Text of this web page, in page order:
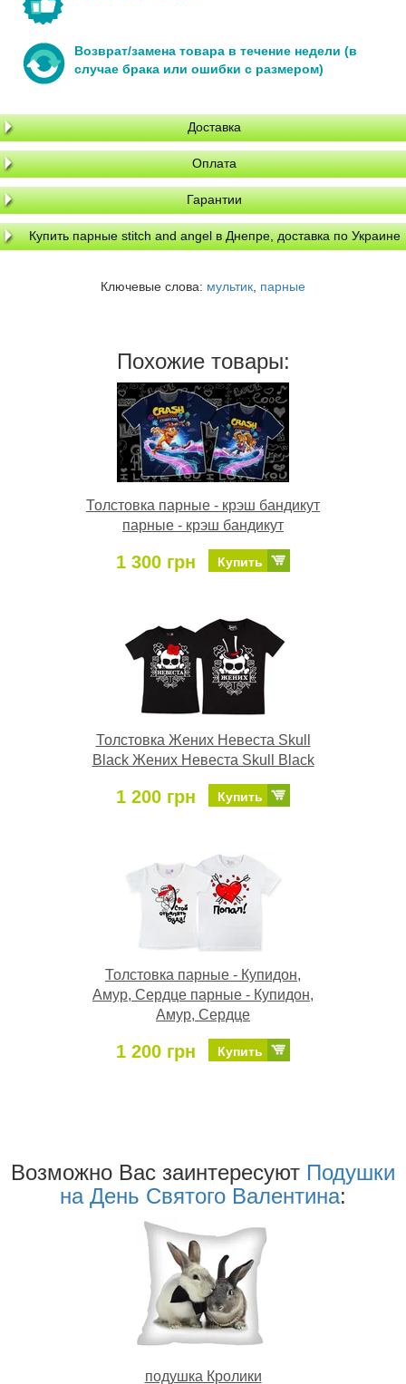
Возврат/замена товара в течение недели (в
случае брака или ошибки с размером)
Доставка
Оплата
Гарантии
Купить парные stitch and angel в Днепре, доставка по Украине
Ключевые слова: мультик парные
Похожие товары:
Толстовка парные - крэш бандикут
парные - крэш бандикут
1 300 грн Купить
Толстовка Жених Невеста Skull
Black Жених Невеста Skull Black
1 200 грн Купить
Толстовка парные - Купидон,
Амур, Сердце парные - Купидон,
Амур, Сердце
1 200 грн Купить
Возможно Ваc заинтересуют Подушки
на День Святого Валентина:
подушка Кролики